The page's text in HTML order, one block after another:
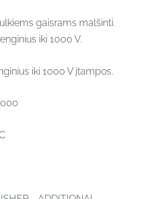
gaisrams malšinti.
iki 1000 V.
iki 1000 V įtampos.